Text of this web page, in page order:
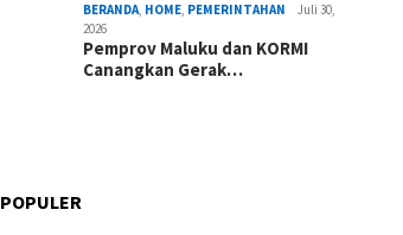
BERANDA, HOME, PEMERINTAHAN
Juli 30,
2026
Pemprov Maluku dan KORMI
Canangkan Gerak…
POPULER